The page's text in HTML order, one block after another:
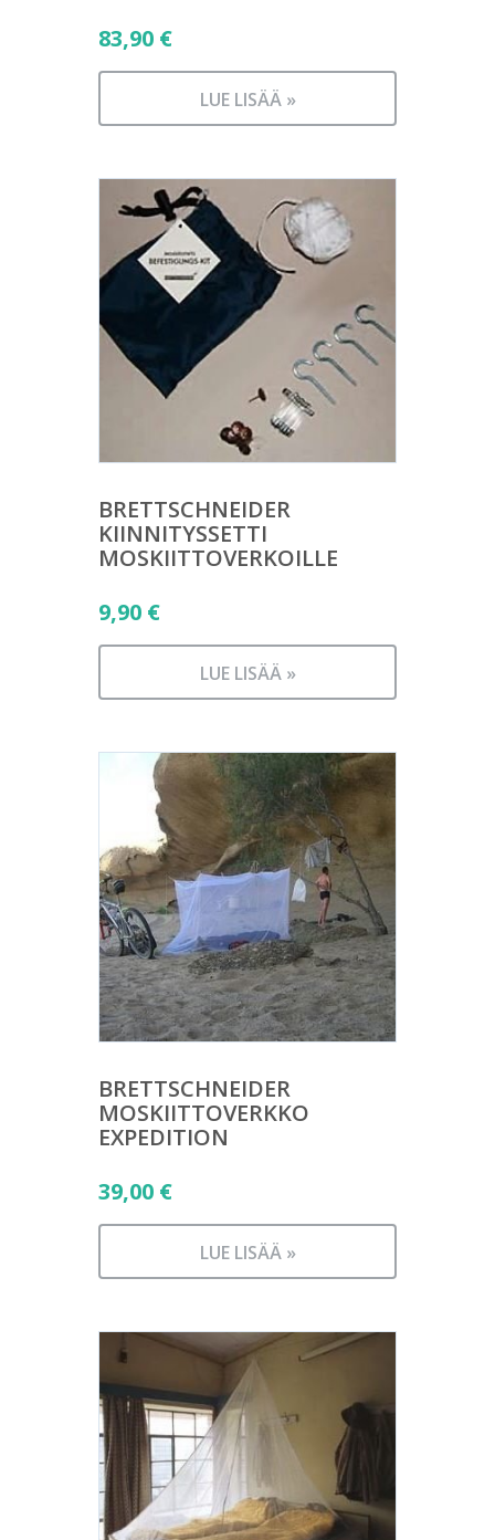
83,90 €
LUE LISÄÄ »
BRETTSCHNEIDER
KIINNITYSSETTI
MOSKIITTOVERKOILLE
9,90 €
LUE LISÄÄ »
BRETTSCHNEIDER
MOSKIITTOVERKKO
EXPEDITION
39,00 €
LUE LISÄÄ »